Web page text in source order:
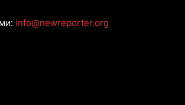
info@newreporter.org